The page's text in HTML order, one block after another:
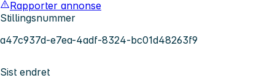
Rapporter annonse
Stillingsnummer
a47c937d-e7ea-4adf-8324-bc01d48263f9
Sist endret